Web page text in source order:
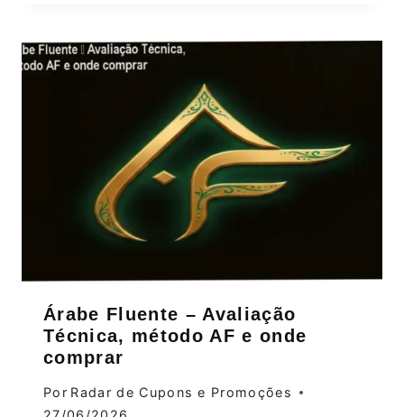
Árabe Fluente – Avaliação
Técnica, método AF e onde
comprar
Por Radar de Cupons e Promoções